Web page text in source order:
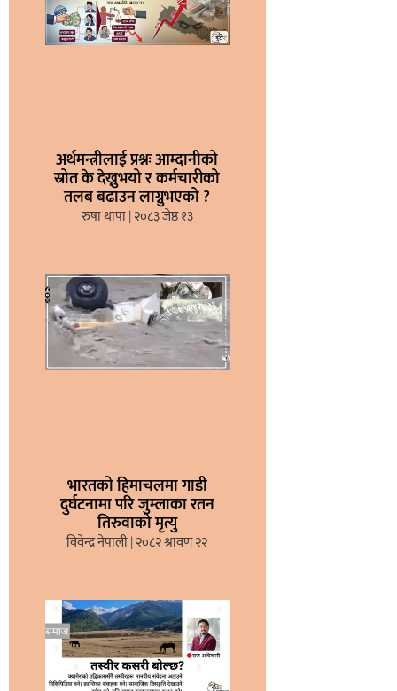
अर्थमन्त्रीलाई प्रश्नः आम्दानीको
स्रोत के देख्नुभयो र कर्मचारीको
तलब बढाउन लाग्नुभएको ?
रुषा थापा २०८३ जेष्ठ १३
भारतको हिमाचलमा गाडी
दुर्घटनामा परि जुम्लाका रतन
तिरुवाको मृत्यु
विवेन्द्र नेपाली २०८२ श्रावण २२